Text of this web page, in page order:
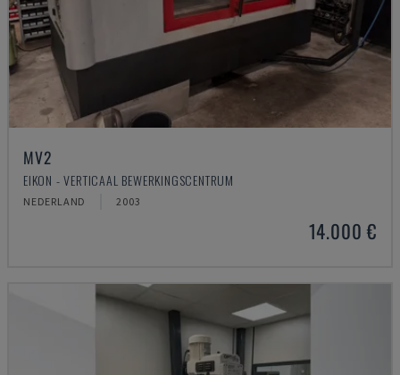
MV2
EIKON - VERTICAAL BEWERKINGSCENTRUM
NEDERLAND 2003
14.000 €